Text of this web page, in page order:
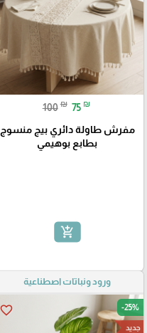
100 ₪ 75 ₪
مفرش طاولة دائري بيج منسوج
بطابع بوهيمي
add_shopping_cart
ورود ونباتات اصطناعية
favorite_border -25%
جديد